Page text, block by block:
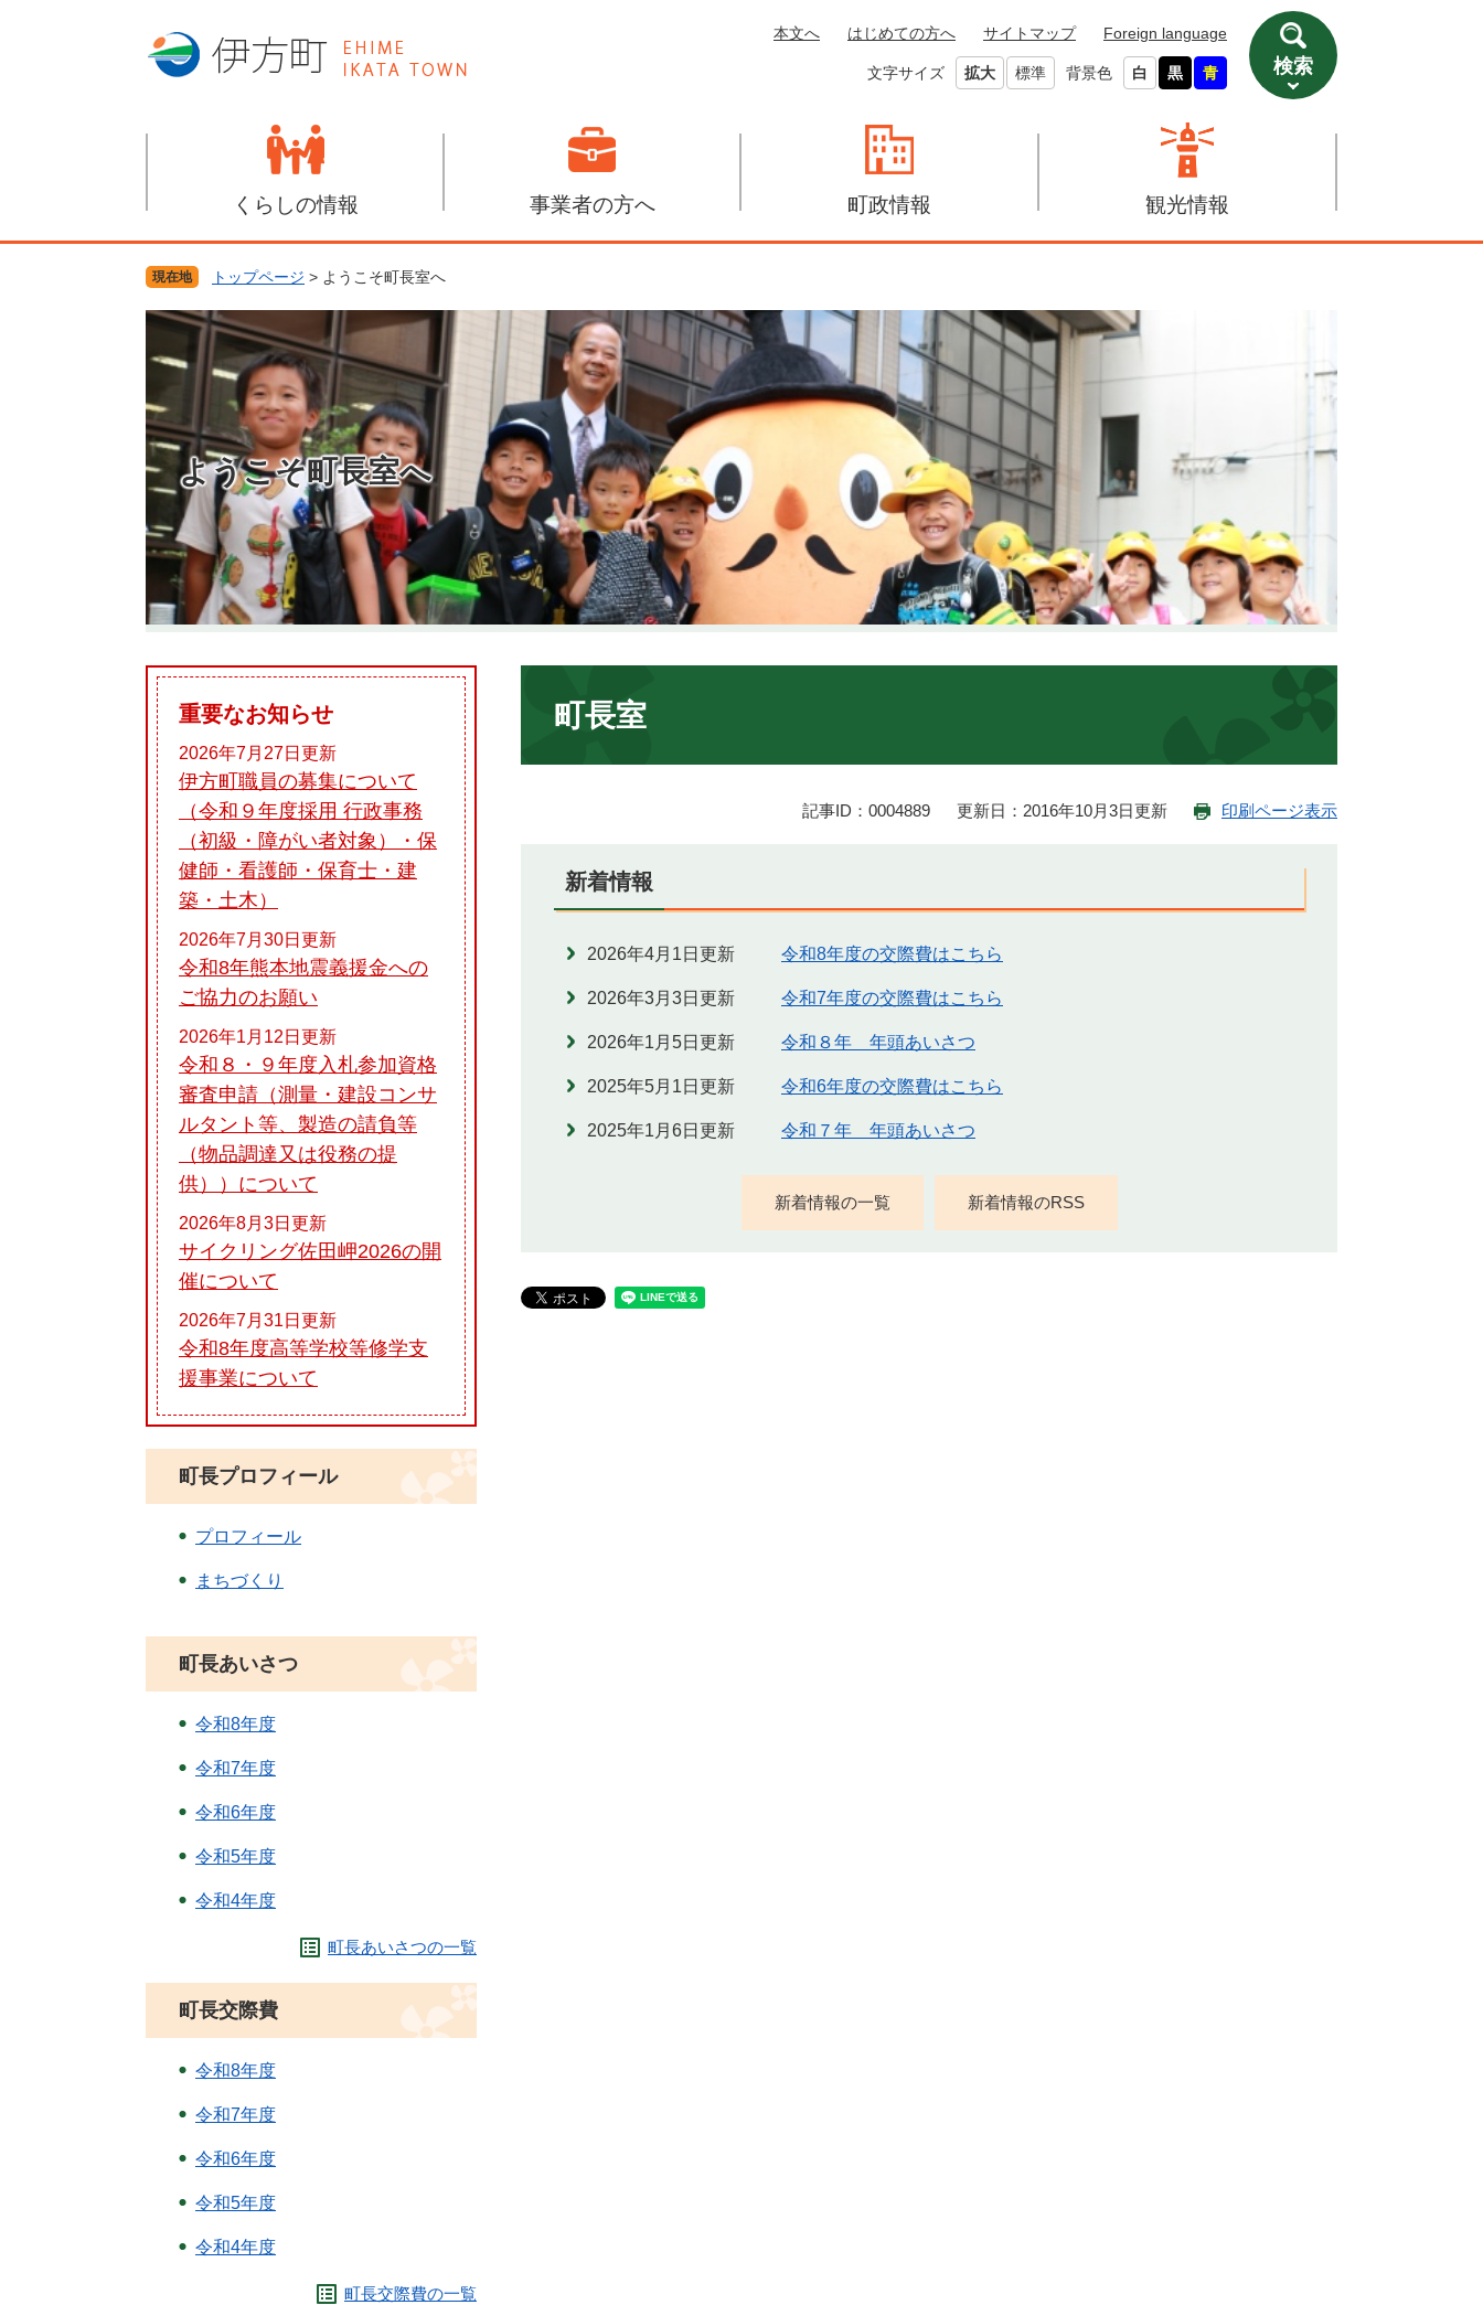
本文へ はじめての方へ サイトマップ Foreign language
文字サイズ 拡大 標準 背景色 白 黒 青 検索
くらしの情報 事業者の方へ 町政情報 観光情報
現在地 トップページ > ようこそ町長室へ
ようこそ町長室へ
町長室
記事ID：0004889 更新日：2016年10月3日更新 印刷ページ表示
新着情報
2026年4月1日更新 令和8年度の交際費はこちら
2026年3月3日更新 令和7年度の交際費はこちら
2026年1月5日更新 令和８年 年頭あいさつ
2025年5月1日更新 令和6年度の交際費はこちら
2025年1月6日更新 令和７年 年頭あいさつ
新着情報の一覧 新着情報のRSS
重要なお知らせ
2026年7月27日更新
伊方町職員の募集について
（令和９年度採用 行政事務
（初級・障がい者対象）・保
健師・看護師・保育士・建
築・土木）
2026年7月30日更新
令和8年熊本地震義援金への
ご協力のお願い
2026年1月12日更新
令和８・９年度入札参加資格
審査申請（測量・建設コンサ
ルタント等、製造の請負等
（物品調達又は役務の提
供））について
2026年8月3日更新
サイクリング佐田岬2026の開
催について
2026年7月31日更新
令和8年度高等学校等修学支
援事業について
町長プロフィール
プロフィール
まちづくり
町長あいさつ
令和8年度
令和7年度
令和6年度
令和5年度
令和4年度
町長あいさつの一覧
町長交際費
令和8年度
令和7年度
令和6年度
令和5年度
令和4年度
町長交際費の一覧